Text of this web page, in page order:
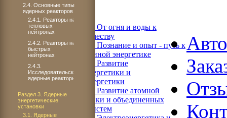
Читать
Книга 1. От огня и воды к
электричеству
Книга 2. Познание и опыт - путь к
современной энергетике
Книга 3. Развитие
теплоэнергетики и
гидроэнергетики
Книга 4. Развитие атомной
энергетики и объединенных
энергосистем
2.4. Основные типы
ядерных реакторов
2.4.1. Реакторы на
тепловых
нейтронах
2.4.2. Реакторы на
быстрых
нейтронах
2.4.3.
Исследовательские
ядерные реакторы
Раздел 3. Ядерные
энергетические
установки
3.1. Ядерные